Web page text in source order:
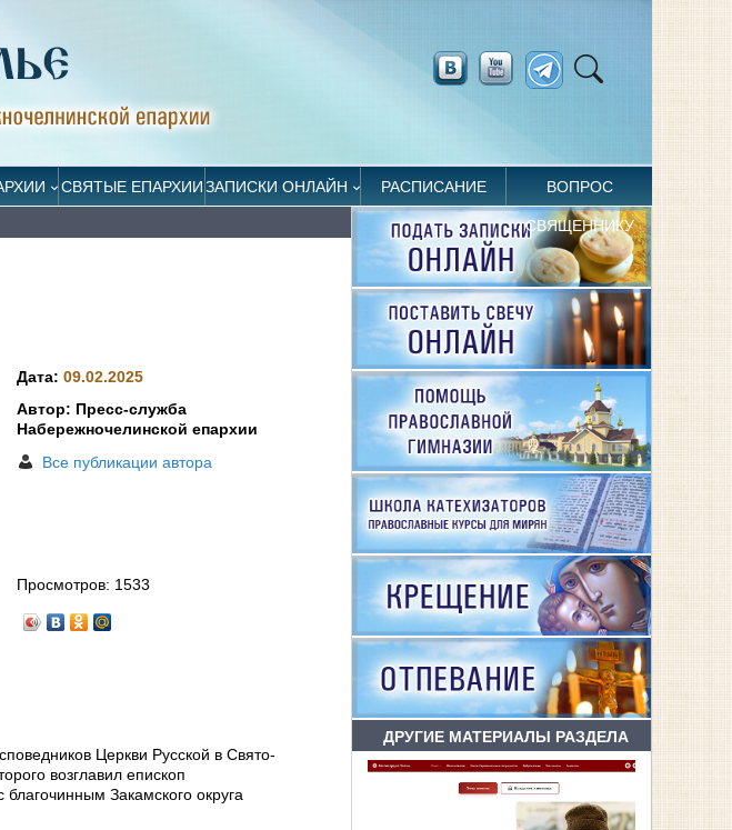
СВЯТЫЕ ЕПАРХИИЗАПИСКИ ОНЛАЙН РАСПИСАНИЕ ВОПРОС
СВЯЩЕННИКУ
Дата:09.02.2025
Автор: Пресс-служба
Набережночелинской епархии
Все публикации автора
Просмотров: 1533
Церкви Русской в Свято-
возглавил епископ
Закамского округа
ДРУГИЕ МАТЕРИАЛЫ РАЗДЕЛА